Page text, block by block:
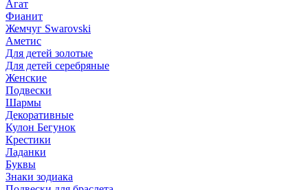
Агат
Фианит
Жемчуг Swarovski
Аметис
Для детей золотые
Для детей серебряные
Женские
Подвески
Шармы
Декоративные
Кулон Бегунок
Крестики
Ладанки
Буквы
Знаки зодиака